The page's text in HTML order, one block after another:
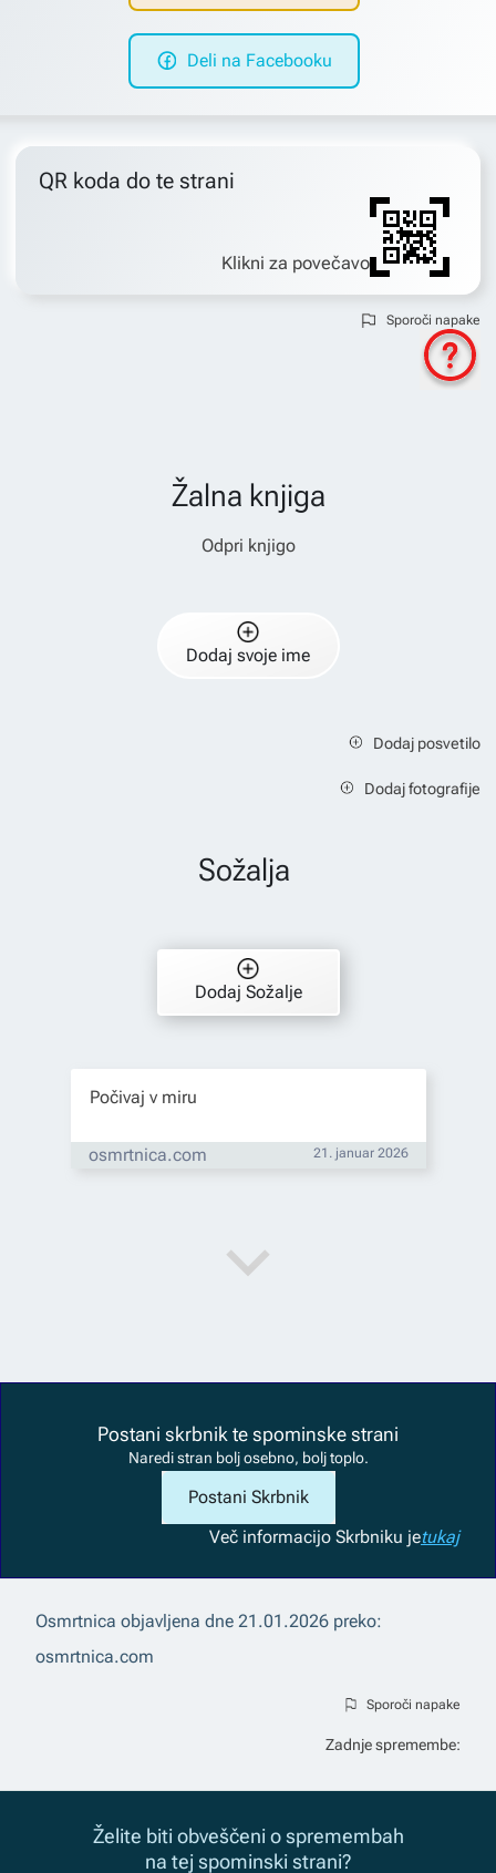
Deli na Facebooku
QR koda do te strani
Klikni za povečavo
Sporoči napake
Žalna knjiga
Odpri knjigo
Dodaj svoje ime
Dodaj posvetilo
Dodaj fotografije
Sožalja
Dodaj Sožalje
Počivaj v miru
osmrtnica.com 21. januar 2026
Postani skrbnik te spominske strani
Naredi stran bolj osebno, bolj toplo.
Postani Skrbnik
Več informacijo Skrbniku jetukaj
Osmrtnica objavljena dne 21.01.2026 preko:
osmrtnica.com
Sporoči napake
Zadnje spremembe:
Želite biti obveščeni o spremembah
na tej spominski strani?